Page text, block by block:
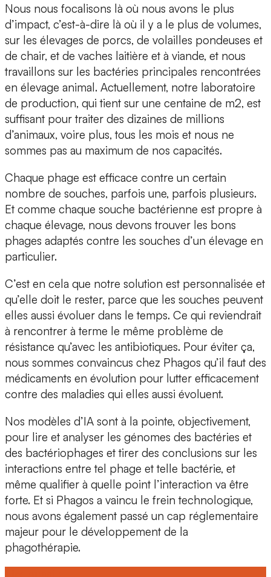
Nous nous focalisons là où nous avons le plus
d’impact, c’est-à-dire là où il y a le plus de volumes,
sur les élevages de porcs, de volailles pondeuses et
de chair, et de vaches laitière et à viande, et nous
travaillons sur les bactéries principales rencontrées
en élevage animal. Actuellement, notre laboratoire
de production, qui tient sur une centaine de m2, est
suffisant pour traiter des dizaines de millions
d’animaux, voire plus, tous les mois et nous ne
sommes pas au maximum de nos capacités.
Chaque phage est efficace contre un certain
nombre de souches, parfois une, parfois plusieurs.
Et comme chaque souche bactérienne est propre à
chaque élevage, nous devons trouver les bons
phages adaptés contre les souches d’un élevage en
particulier.
C’est en cela que notre solution est personnalisée et
qu’elle doit le rester, parce que les souches peuvent
elles aussi évoluer dans le temps. Ce qui reviendrait
à rencontrer à terme le même problème de
résistance qu’avec les antibiotiques. Pour éviter ça,
nous sommes convaincus chez Phagos qu’il faut des
médicaments en évolution pour lutter efficacement
contre des maladies qui elles aussi évoluent.
Nos modèles d’IA sont à la pointe, objectivement,
pour lire et analyser les génomes des bactéries et
des bactériophages et tirer des conclusions sur les
interactions entre tel phage et telle bactérie, et
même qualifier à quelle point l’interaction va être
forte. Et si Phagos a vaincu le frein technologique,
nous avons également passé un cap réglementaire
majeur pour le développement de la
phagothérapie.